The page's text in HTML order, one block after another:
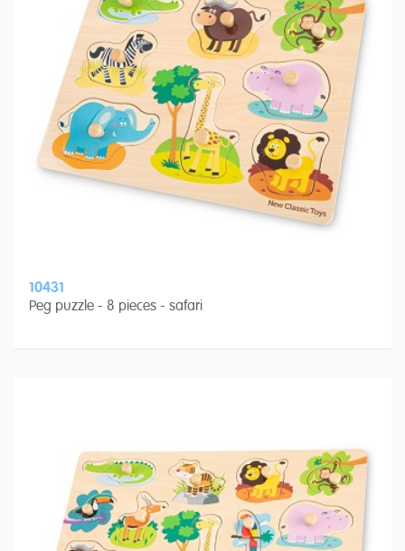
10431
Peg puzzle - 8 pieces - safari